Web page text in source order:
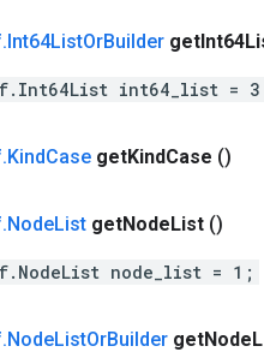
.Int64ListOrBuilder get
int64_list =
.KindCase getKindCase ()
.NodeList getNodeList ()
node_list = 1;
.NodeListOrBuilder getNode